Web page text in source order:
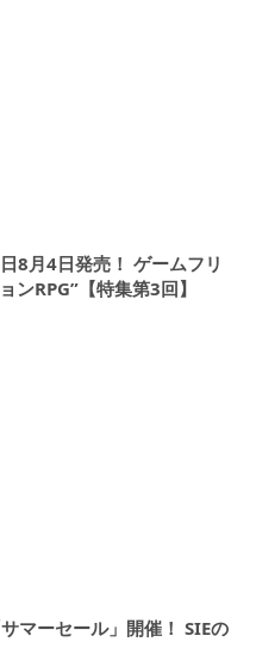
8月4日発売！ ゲームフリ
ンRPG”【特集第3回】
マーセール」開催！ SIEの